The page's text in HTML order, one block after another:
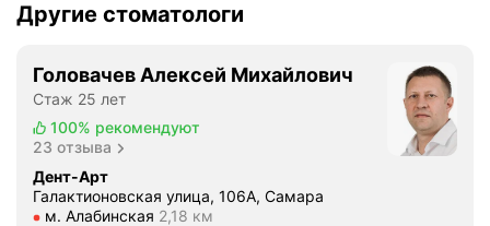
Другие стоматологи
Головачев Алексей Михайлович
Стаж 25 лет
100% рекомендуют
23 отзыва
Дент-Арт
Галактионовская улица, 106А, Самара
Метро м. Алабинская Расстояние 2,18 км
м. Алабинская 2,18 км